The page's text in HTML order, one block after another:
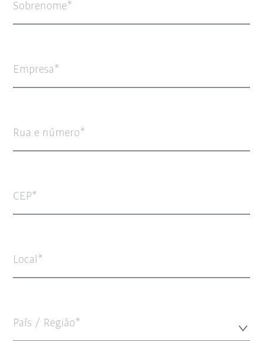
Sobrenome
Empresa
Rua e número
CEP
Local
País / Região*